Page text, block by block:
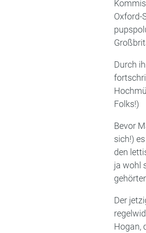
Oxford-
Durch
Folks!)
Bevor
sich!)
den
ja wohl
Der
Hogan,